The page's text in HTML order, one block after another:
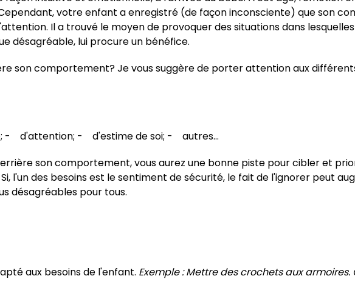
votre enfant a enregistré (de façon inconsciente) que son
Il a trouvé le moyen de provoquer des situations dans
désagréable, lui procure un bénéfice.
son comportement? Je vous suggère de porter attention aux
- d'attention; - d'estime de soi; - autres…
son comportement, vous aurez une bonne piste pour cibler et
l'un des besoins est le sentiment de sécurité, le fait de l'ignorer peut
désagréables pour tous.
aux besoins de l'enfant. Exemple :Mettre des crochets aux armoires.